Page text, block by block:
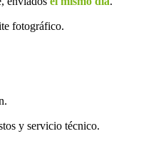
fotográfico.
y servicio técnico.